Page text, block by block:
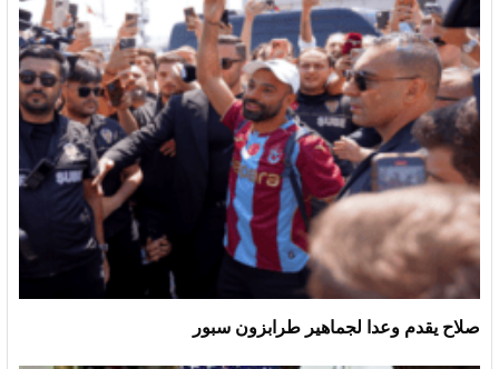
صلاح يقدم وعدا لجماهير طرابزون سبور